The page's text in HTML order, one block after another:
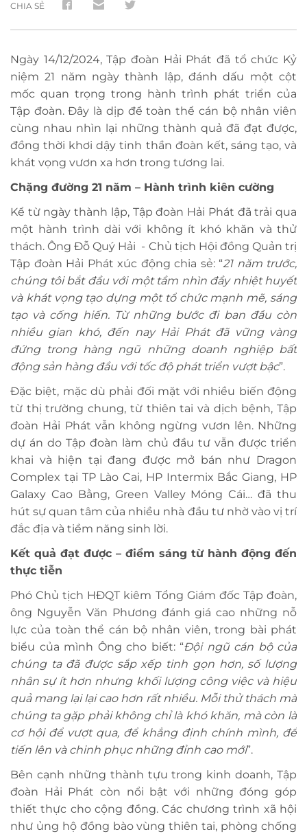
CHIA SẺ
Ngày 14/12/2024, Tập đoàn Hải Phát đã tổ chức Kỷ
niệm 21 năm ngày thành lập, đánh dấu một cột
mốc quan trọng trong hành trình phát triển của
Tập đoàn. Đây là dịp để toàn thể cán bộ nhân viên
cùng nhau nhìn lại những thành quả đã đạt được,
đồng thời khơi dậy tinh thần đoàn kết, sáng tạo, và
khát vọng vươn xa hơn trong tương lai.
Chặng đường 21 năm – Hành trình kiên cường
Kể từ ngày thành lập, Tập đoàn Hải Phát đã trải qua
một hành trình dài với không ít khó khăn và thử
thách. Ông Đỗ Quý Hải - Chủ tịch Hội đồng Quản trị
Tập đoàn Hải Phát xúc động chia sẻ: “21 năm trước,
chúng tôi bắt đầu với một tầm nhìn đầy nhiệt huyết
và khát vọng tạo dựng một tổ chức mạnh mẽ, sáng
tạo và cống hiến. Từ những bước đi ban đầu còn
nhiều gian khó, đến nay Hải Phát đã vững vàng
đứng trong hàng ngũ những doanh nghiệp bất
động sản hàng đầu với tốc độ phát triển vượt bậc”.
Đặc biệt, mặc dù phải đối mặt với nhiều biến động
từ thị trường chung, từ thiên tai và dịch bệnh, Tập
đoàn Hải Phát vẫn không ngừng vươn lên. Những
dự án do Tập đoàn làm chủ đầu tư vẫn được triển
khai và hiện tại đang được mở bán như Dragon
Complex tại TP Lào Cai, HP Intermix Bắc Giang, HP
Galaxy Cao Bằng, Green Valley Móng Cái… đã thu
hút sự quan tâm của nhiều nhà đầu tư nhờ vào vị trí
đắc địa và tiềm năng sinh lời.
Kết quả đạt được – điểm sáng từ hành động đến
thực tiễn
Phó Chủ tịch HĐQT kiêm Tổng Giám đốc Tập đoàn,
ông Nguyễn Văn Phương đánh giá cao những nỗ
lực của toàn thể cán bộ nhân viên, trong bài phát
biểu của mình Ông cho biết: “Đội ngũ cán bộ của
chúng ta đã được sắp xếp tinh gọn hơn, số lượng
nhân sự ít hơn nhưng khối lượng công việc và hiệu
quả mang lại lại cao hơn rất nhiều. Mỗi thử thách mà
chúng ta gặp phải không chỉ là khó khăn, mà còn là
cơ hội để vượt qua, để khẳng định chính mình, để
tiến lên và chinh phục những đỉnh cao mới”.
Bên cạnh những thành tựu trong kinh doanh, Tập
đoàn Hải Phát còn nổi bật với những đóng góp
thiết thực cho cộng đồng. Các chương trình xã hội
như ủng hộ đồng bào vùng thiên tai, phòng chống